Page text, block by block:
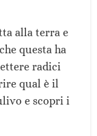
alla terra e
questa ha
radici
qual è il
e scopri i